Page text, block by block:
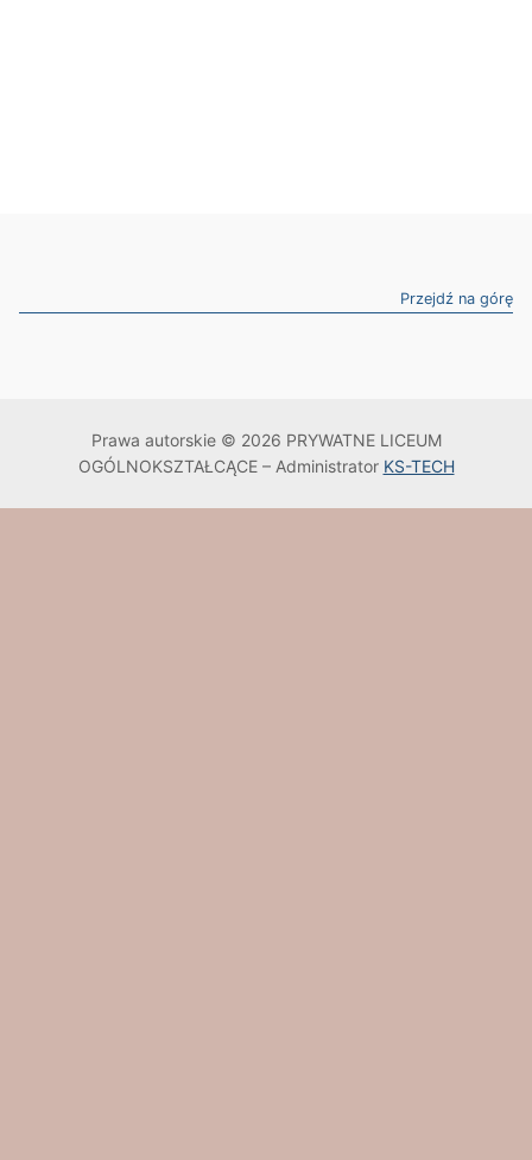
Przejdź na górę
Prawa autorskie © 2026 PRYWATNE LICEUM
OGÓLNOKSZTAŁCĄCE – Administrator KS-TECH